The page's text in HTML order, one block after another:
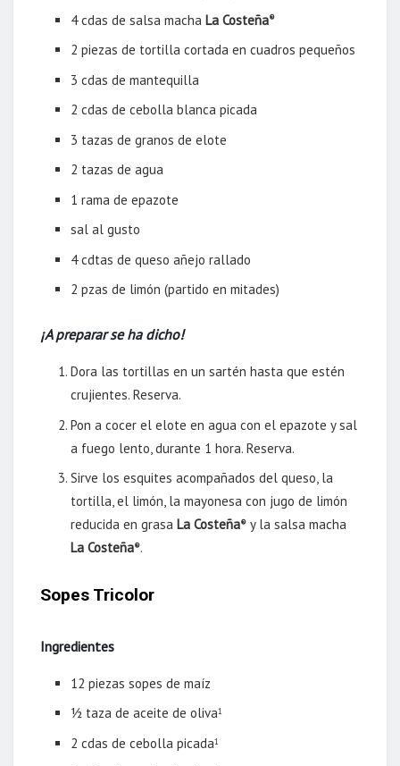
4 cdas de salsa machaLa Costeña®
2 piezas de tortilla cortada en cuadros pequeños
3 cdas de mantequilla
2 cdas de cebolla blanca picada
3 tazas de granos de elote
2 tazas de agua
1 rama de epazote
sal al gusto
4 cdtas de queso añejo rallado
2 pzas de limón (partido en mitades)
¡A preparar se ha dicho!
Dora las tortillas en un sartén hasta que estén
crujientes. Reserva.
Pon a cocer el elote en agua con el epazote y sal
a fuego lento, durante 1 hora. Reserva.
Sirve los esquites acompañados del queso, la
tortilla, el limón, la mayonesa con jugo de limón
reducida en grasa La Costeña® y la salsa macha
La Costeña®.
Sopes Tricolor
Ingredientes
12 piezas sopes de maíz
½ taza de aceite de oliva1
2 cdas de cebolla picada1